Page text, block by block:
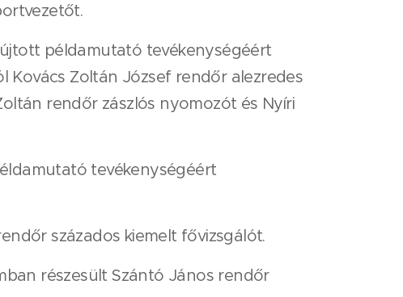
példamutató tevékenységéért
Zoltán József rendőr alezredes
rendőr zászlós nyomozót és Nyíri
tevékenységéért
százados kiemelt fővizsgálót.
részesült Szántó János rendőr